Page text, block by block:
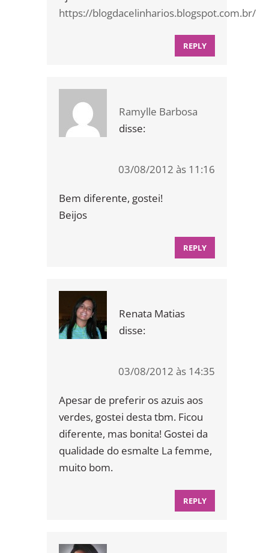
https://blogdacelinharios.blogspot.com.br/
REPLY
Ramylle Barbosa
disse:
03/08/2012 às 11:16
Bem diferente, gostei!
Beijos
REPLY
Renata Matias
disse:
03/08/2012 às 14:35
Apesar de preferir os azuis aos
verdes, gostei desta tbm. Ficou
diferente, mas bonita! Gostei da
qualidade do esmalte La femme,
muito bom.
REPLY